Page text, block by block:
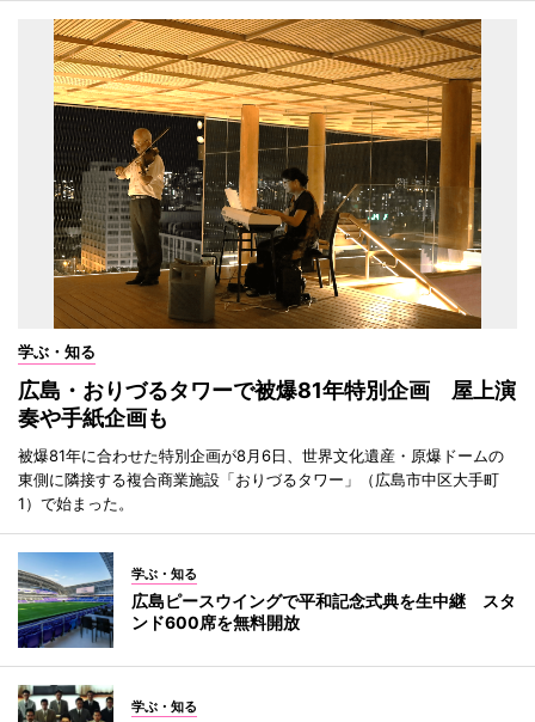
学ぶ・知る
広島・おりづるタワーで被爆81年特別企画 屋上演
奏や手紙企画も
被爆81年に合わせた特別企画が8月6日、世界文化遺産・原爆ドームの
東側に隣接する複合商業施設「おりづるタワー」（広島市中区大手町
1）で始まった。
学ぶ・知る
広島ピースウイングで平和記念式典を生中継 スタ
ンド600席を無料開放
学ぶ・知る